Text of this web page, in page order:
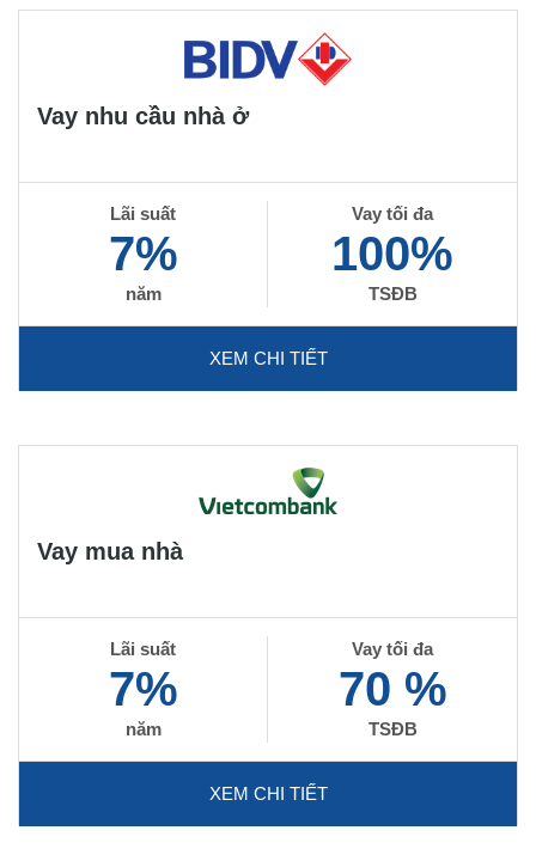
Vay nhu cầu nhà ở
Lãi suất
7%
năm
Vay tối đa
100%
TSĐB
XEM CHI TIẾT
Vay mua nhà
Lãi suất
7%
năm
Vay tối đa
70 %
TSĐB
XEM CHI TIẾT